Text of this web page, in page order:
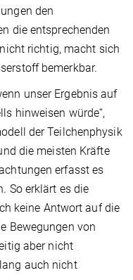
den
die entsprechenden
richtig, macht sich
bemerkbar.
unser Ergebnis auf
hinweisen würde“,
der Teilchenphysik
die meisten Kräfte
erfasst es
So erklärt es die
keine Antwort auf die
Bewegungen von
aber nicht
auch nicht